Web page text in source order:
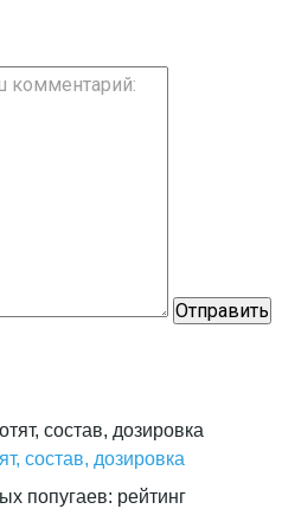
состав, дозировка